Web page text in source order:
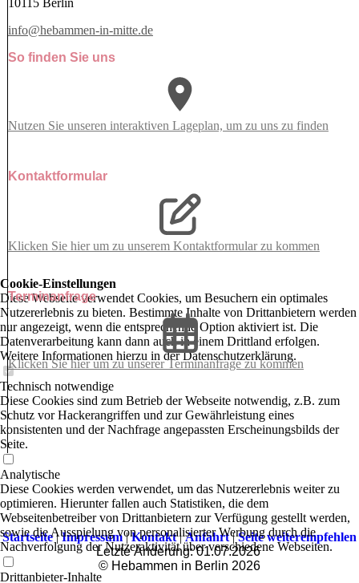
10115 Berlin
info@hebammen-in-mitte.de
So finden Sie uns
Nutzen Sie unseren interaktiven La­ge­plan, um zu uns zu finden
Kontaktformular
Klicken Sie hier um zu unserem Kon­takt­for­mu­lar zu kommen
Terminanfrage
Klicken Sie hier um zu unserer Terminanfrage zu kommen
Startseite|Impressum|Kontakt|Anfahrt|Seite weiterempfehlen
Letzte Änderung: 01.07.2026
© Hebammen in Berlin 2026
Cookie-Einstellungen
Diese Webseite verwendet Cookies, um Besuchern ein optimales
Nutzererlebnis zu bieten. Bestimmte Inhalte von Drittanbietern werden
nur angezeigt, wenn die entsprechende Option aktiviert ist. Die
Datenverarbeitung kann dann auch in einem Drittland erfolgen.
Weitere Informationen hierzu in der Datenschutzerklärung.
Technisch notwendige
Diese Cookies sind zum Betrieb der Webseite notwendig, z.B. zum
Schutz vor Hackerangriffen und zur Gewährleistung eines
konsistenten und der Nachfrage angepassten Erscheinungsbilds der
Seite.
Analytische
Diese Cookies werden verwendet, um das Nutzererlebnis weiter zu
optimieren. Hierunter fallen auch Statistiken, die dem
Webseitenbetreiber von Drittanbietern zur Verfügung gestellt werden,
sowie die Ausspielung von personalisierter Werbung durch die
Nachverfolgung der Nutzeraktivität über verschiedene Webseiten.
Drittanbieter-Inhalte